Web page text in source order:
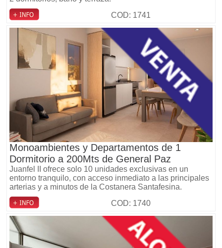
COD: 1741
Monoambientes y Departamentos de 1
Dormitorio a 200Mts de General Paz
Juanfel II ofrece solo 10 unidades exclusivas en un
entorno tranquilo, con acceso inmediato a las principales
arterias y a minutos de la Costanera Santafesina.
COD: 1740